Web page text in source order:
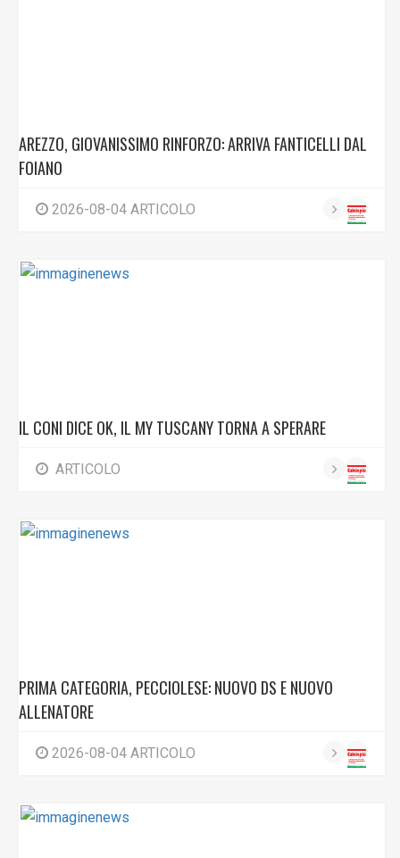
AREZZO, GIOVANISSIMO RINFORZO: ARRIVA FANTICELLI DAL
FOIANO
2026-08-04 ARTICOLO
IL CONI DICE OK, IL MY TUSCANY TORNA A SPERARE
ARTICOLO
PRIMA CATEGORIA, PECCIOLESE: NUOVO DS E NUOVO
ALLENATORE
2026-08-04 ARTICOLO